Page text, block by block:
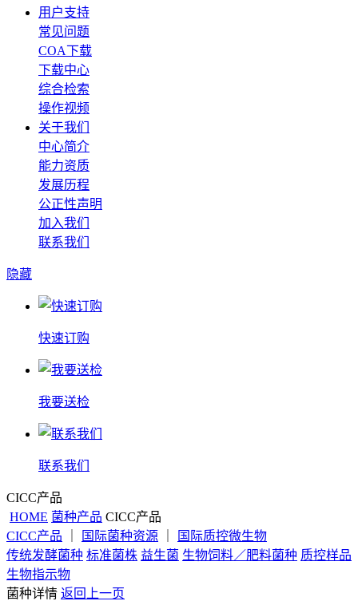
用户支持
常见问题
COA下载
下载中心
综合检索
操作视频
关于我们
中心简介
能力资质
发展历程
公正性声明
加入我们
联系我们
隐藏
快速订购
我要送检
联系我们
CICC产品
HOME 菌种产品 CICC产品
CICC产品
国际菌种资源
国际质控微生物
传统发酵菌种 标准菌株 益生菌 生物饲料／肥料菌种 质控样品
生物指示物
菌种详情 返回上一页